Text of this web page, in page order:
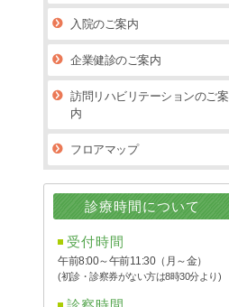
入院のご案内
企業健診のご案内
訪問リハビリテーションのご案
内
フロアマップ
診療時間について
受付時間
午前8:00～午前11:30（月～金）
(初診・診察券がない方は8時30分より)